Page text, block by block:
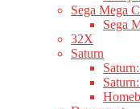
Sega Mega
Sega
32X
Saturn